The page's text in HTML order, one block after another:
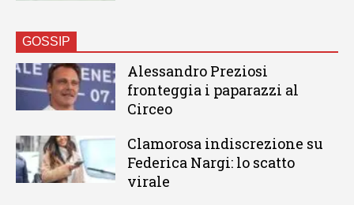
GOSSIP
Alessandro Preziosi
fronteggia i paparazzi al
Circeo
Clamorosa indiscrezione su
Federica Nargi: lo scatto
virale